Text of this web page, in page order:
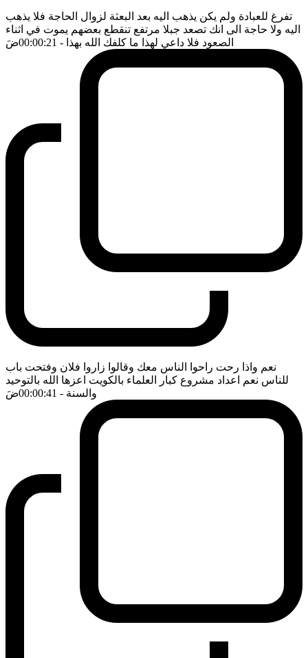
تفرغ للعبادة ولم يكن يذهب اليه بعد البعثة لزوال الحاجة فلا يذهب
اليه ولا حاجة الى انك تصعد جبلا مرتفع تنقطع بعضهم يموت في اثناء
الصعود فلا داعي لهذا ما كلفك الله بهذا - 00:00:21 ضَ
نعم واذا رحت راحوا الناس معك وقالوا زاروا فلان وفتحت باب
للناس نعم اعداد مشروع كبار العلماء بالكويت اعزها الله بالتوحيد
والسنة - 00:00:41 ضَ